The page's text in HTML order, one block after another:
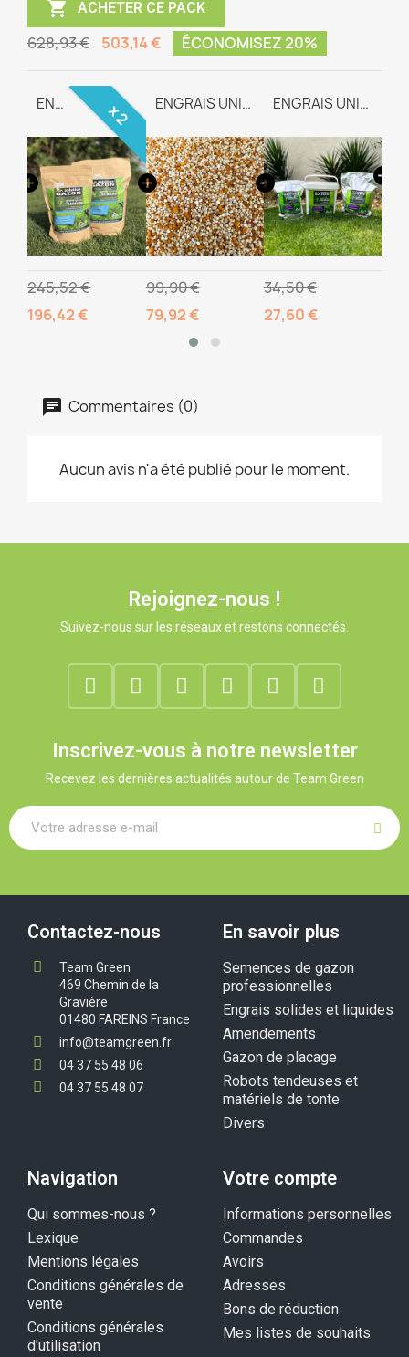
 ACHETER CE PACK
628,93 € 503,14 € ÉCONOMISEZ 20%
x 2
ENGRAIS RACINAIRE
245,52 €
196,42 €
ENGRAIS UNIVERSEL TEAM-WAY
99,90 €
79,92 €
ENGRAIS UNIVERSEL TEAM-WAY
34,50 €
27,60 €
Commentaires (0)
Aucun avis n'a été publié pour le moment.
Rejoignez-nous !
Suivez-nous sur les réseaux et restons connectés.
Inscrivez-vous à notre newsletter
Recevez les dernières actualités autour de Team Green
Contactez-nous
Team Green
469 Chemin de la
Gravière
01480 FAREINS France
info@teamgreen.fr
04 37 55 48 06
04 37 55 48 07
En savoir plus
Semences de gazon
professionnelles
Engrais solides et liquides
Amendements
Gazon de placage
Robots tendeuses et
matériels de tonte
Divers
Navigation
Qui sommes-nous ?
Lexique
Mentions légales
Conditions générales de
vente
Conditions générales
d'utilisation
Votre compte
Informations personnelles
Commandes
Avoirs
Adresses
Bons de réduction
Mes listes de souhaits